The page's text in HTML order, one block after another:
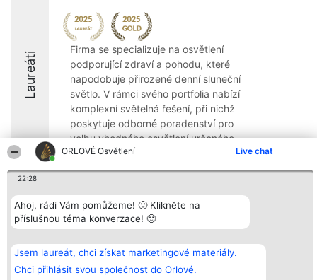
ORLOVÉ Osvětlení Live chat
22:28
Ahoj, rádi Vám pomůžeme! 🙂 Klikněte na
příslušnou téma konverzace! 🙂
Jsem laureát, chci získat marketingové materiály.
Chci přihlásit svou společnost do Orlové.
Laureáti
Firma se specializuje na osvětlení
podporující zdraví a pohodu, které
napodobuje přirozené denní sluneční
světlo. V rámci svého portfolia nabízí
komplexní světelná řešení, při nichž
poskytuje odborné poradenství pro
volbu vhodného osvětlení určeného ...
9.7
Organizátor hlasování
Bright Side Solutions sp. z o.
ul. Ruska 22
Wrocław 50-079
KRS 0000749100 | Regon
381313360 | NIP 8943132676
Plebiscyt
Vítězové
laureátů
Zásady
Pravidla